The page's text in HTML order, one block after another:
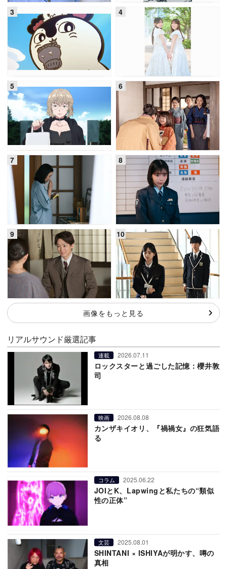
画像をもっと見る
リアルサウンド厳選記事
連載 2026.07.11
ロックスターと過ごした記憶：櫻井敦
司
映画 2026.08.08
カンザキイオリ、『禍禍女』の狂気語
る
コラム 2025.06.22
JOIとK、Lapwingと私たちの“類似
性の正体”
文芸 2025.08.01
SHINTANI × ISHIYAが明かす、噂の
真相